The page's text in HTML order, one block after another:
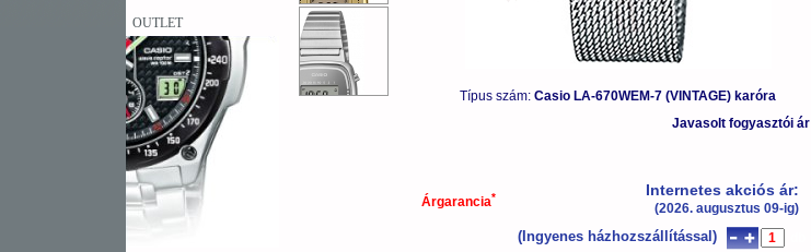
OUTLET
Típus szám: Casio LA-670WEM-7 (VINTAGE) karóra
Javasolt fogyasztói ár
Árgarancia* Internetes akciós ár:
(2026. augusztus 09-ig)
(Ingyenes házhozszállítással)